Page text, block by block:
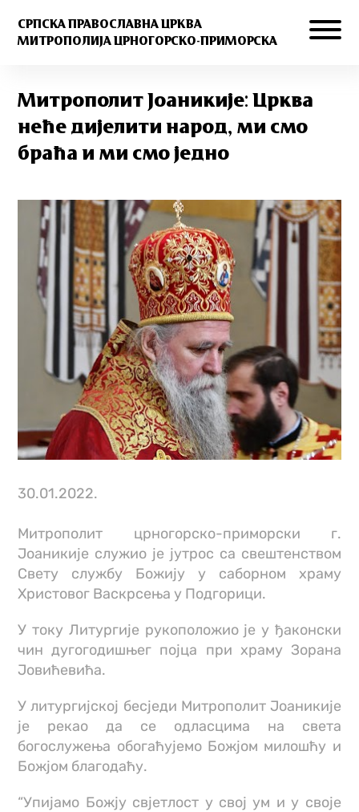
СРПСКА ПРАВОСЛАВНА ЦРКВА
МИТРОПОЛИЈА ЦРНОГОРСКО-ПРИМОРСКА
Митрополит Јоаникије: Црква
неће дијелити народ, ми смо
браћа и ми смо једно
30.01.2022.
Митрополит црногорско-приморски г.
Јоаникије служио је јутрос са свештенством
Свету службу Божију у саборном храму
Христовог Васкрсења у Подгорици.
У току Литургије рукоположио је у ђаконски
чин дугогодишњег појца при храму Зорана
Јовићевића.
У литургијској бесједи Митрополит Јоаникије
је рекао да се одласцима на света
богослужења обогаћујемо Божјом милошћу и
Божјом благодаћу.
“Упијамо Божју свјетлост у свој ум и у своје